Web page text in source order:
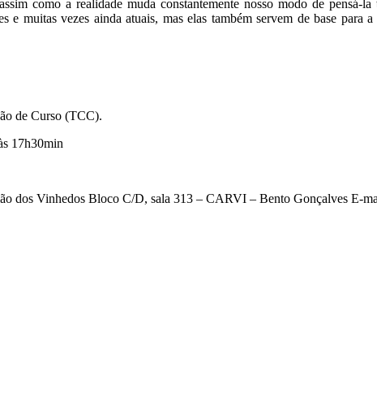
como a realidade muda constantemente nosso modo de pensá-
e muitas vezes ainda atuais, mas elas também servem de base
de Curso (TCC).
17h30min
dos Vinhedos Bloco C/D, sala 313 – CARVI – Bento Gonçalves E-